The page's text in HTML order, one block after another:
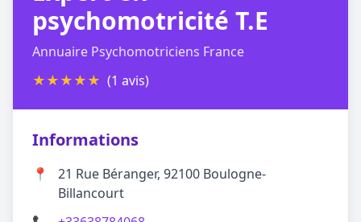
psychomotricité T.E
Annuaire Psychomotriciens France
★★★★★ (1 avis)
Informations
📍
21 Rue Béranger, 92100 Boulogne-
Billancourt